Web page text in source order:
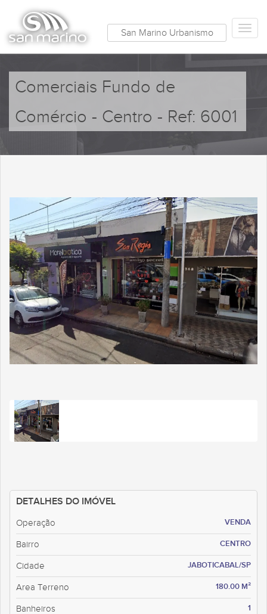
San Marino Urbanismo
Comerciais Fundo de
Comércio - Centro - Ref: 6001
DETALHES DO IMÓVEL
Operação VENDA
Bairro CENTRO
Cidade JABOTICABAL/SP
Area Terreno 180.00 M²
Banheiros 1